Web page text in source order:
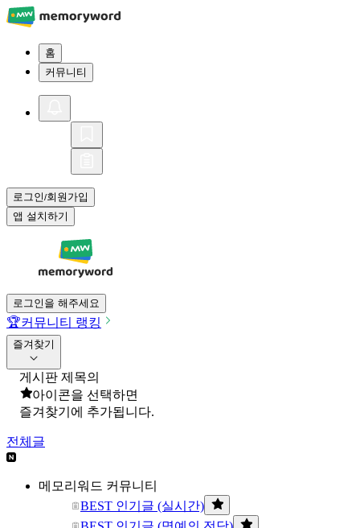
홈
커뮤니티
로그인/회원가입
앱 설치하기
로그인을 해주세요
🏆커뮤니티 랭킹
즐겨찾기
게시판 제목의
아이콘을 선택하면
즐겨찾기에 추가됩니다.
전체글
메모리워드 커뮤니티
BEST 인기글 (실시간)